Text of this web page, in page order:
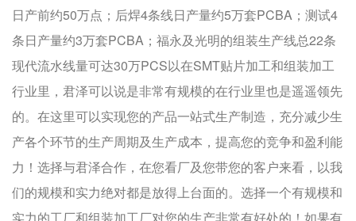
日产前约50万点；后焊4条线日产量约5万套PCBA；测试4
条日产量约3万套PCBA；福永及光明的组装生产线总22条
现代流水线量可达30万PCS以在SMT贴片加工和组装加工
行业里，君泽可以说是非常有规模的在行业里也是遥遥领先
的。在这里可以实现您的产品一站式生产制造，充分减少生
产各个环节的生产周期及生产成本，提高您的竞争和盈利能
力！选择与君泽合作，在您看厂及您带您的客户来看，以我
们的规模和实力绝对都是放得上台面的。选择一个有规模和
实力的工厂和组装加工厂对您的生产非常有好处的！如果有